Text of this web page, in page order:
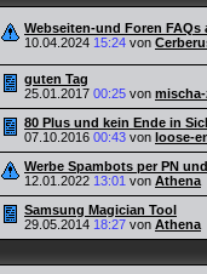
Webseiten-und Foren FAQs
10.04.2024 15:24 von
guten Tag
25.01.2017 00:25 von mischa-
80 Plus und kein Ende in
07.10.2016 00:43 von loose-
Werbe Spambots per PN
12.01.2022 13:01 von Athena
Samsung Magician Tool
29.05.2014 18:27 von Athena